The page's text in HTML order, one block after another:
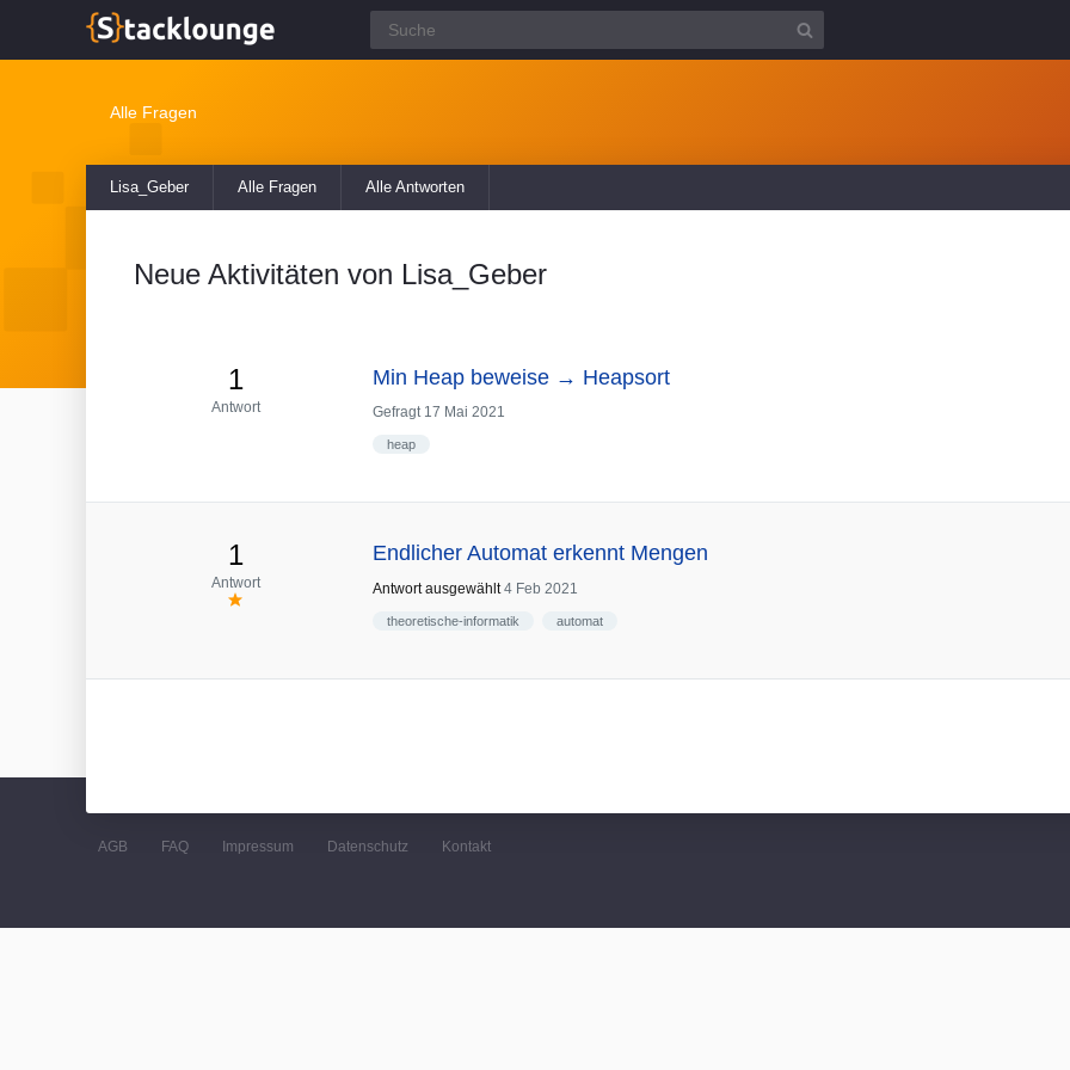
Alle Fragen
Lisa_Geber Alle Fragen Alle Antworten
Neue Aktivitäten von Lisa_Geber
1
Antwort
Min Heap beweise → Heapsort
Gefragt 17 Mai 2021
heap
1
Antwort
Endlicher Automat erkennt Mengen
Antwort ausgewählt 4 Feb 2021
theoretische-informatik automat
AGB FAQ Impressum Datenschutz Kontakt